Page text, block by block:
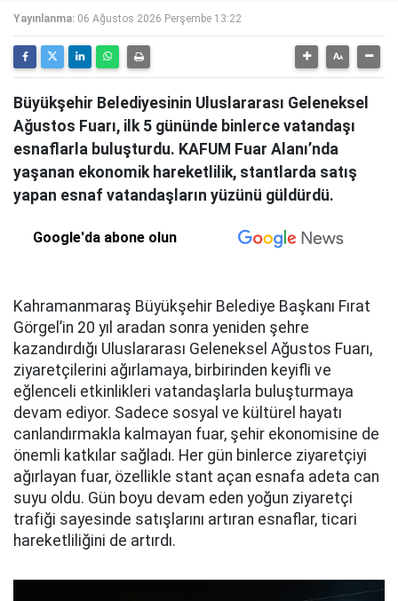
Yayınlanma: 06 Ağustos 2026 Perşembe 13:22
Büyükşehir Belediyesinin Uluslararası Geleneksel
Ağustos Fuarı, ilk 5 gününde binlerce vatandaşı
esnaflarla buluşturdu. KAFUM Fuar Alanı’nda
yaşanan ekonomik hareketlilik, stantlarda satış
yapan esnaf vatandaşların yüzünü güldürdü.
Google'da abone olun
Kahramanmaraş Büyükşehir Belediye Başkanı Fırat
Görgel’in 20 yıl aradan sonra yeniden şehre
kazandırdığı Uluslararası Geleneksel Ağustos Fuarı,
ziyaretçilerini ağırlamaya, birbirinden keyifli ve
eğlenceli etkinlikleri vatandaşlarla buluşturmaya
devam ediyor. Sadece sosyal ve kültürel hayatı
canlandırmakla kalmayan fuar, şehir ekonomisine de
önemli katkılar sağladı. Her gün binlerce ziyaretçiyi
ağırlayan fuar, özellikle stant açan esnafa adeta can
suyu oldu. Gün boyu devam eden yoğun ziyaretçi
trafiği sayesinde satışlarını artıran esnaflar, ticari
hareketliliğini de artırdı.